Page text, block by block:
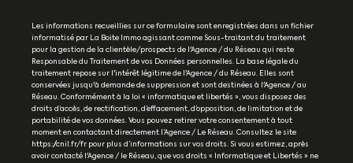
Les informations recueillies sur ce formulaire sont enregistrées dans un fichier
informatisé par La Boite Immo agissant comme Sous-traitant du traitement
pour la gestion de la clientèle/prospects de l'Agence / du Réseau qui reste
Responsable du Traitement de vos Données personnelles. La base légale du
traitement repose sur l'intérêt légitime de l'Agence / du Réseau. Elles sont
conservées jusqu'à demande de suppression et sont destinées à l'Agence / au
Réseau. Conformément à la loi « informatique et libertés », vous disposez des
droits d’accès, de rectification, d’effacement, d’opposition, de limitation et de
portabilité de vos données. Vous pouvez retirer votre consentement à tout
moment en contactant directement l’Agence / Le Réseau. Consultez le site
https://cnil.fr/fr pour plus d’informations sur vos droits. Si vous estimez, après
avoir contacté l'Agence / le Réseau, que vos droits « Informatique et Libertés » ne